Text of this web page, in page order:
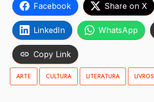
Facebook Share on X
LinkedIn WhatsApp
Copy Link
ARTE CULTURA LITERATURA LIVROS